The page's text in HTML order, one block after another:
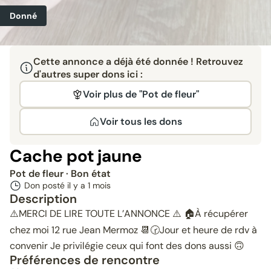
Donné
Cette annonce a déjà été donnée ! Retrouvez
d'autres super dons ici :
Voir plus de "Pot de fleur"
Voir tous les dons
Cache pot jaune
Pot de fleur· Bon état
Don posté il y a 1 mois
Description
⚠️MERCI DE LIRE TOUTE L’ANNONCE ⚠️ 🏠À récupérer
chez moi 12 rue Jean Mermoz 📆🕝Jour et heure de rdv à
convenir Je privilégie ceux qui font des dons aussi 🙃
Préférences de rencontre